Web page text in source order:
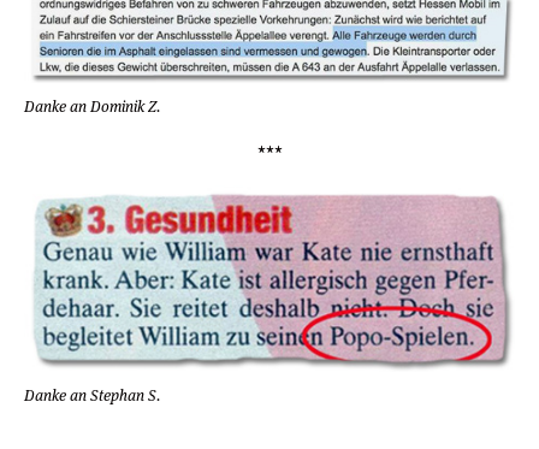
Danke an Dominik Z.
***
Danke an Stephan S.